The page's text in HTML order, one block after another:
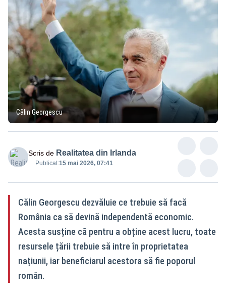
Călin Georgescu
Scris de Realitatea din Irlanda
Publicat:15 mai 2026, 07:41
Călin Georgescu dezvăluie ce trebuie să facă
România ca să devină independentă economic.
Acesta susține că pentru a obține acest lucru, toate
resursele țării trebuie să intre în proprietatea
națiunii, iar beneficiarul acestora să fie poporul
român.